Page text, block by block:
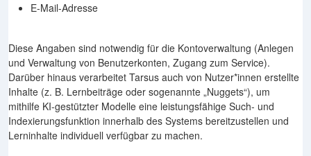
E-Mail-Adresse
Diese Angaben sind notwendig für die Kontoverwaltung (Anlegen
und Verwaltung von Benutzerkonten, Zugang zum Service).
Darüber hinaus verarbeitet Tarsus auch von Nutzer*innen erstellte
Inhalte (z. B. Lernbeiträge oder sogenannte „Nuggets“), um
mithilfe KI-gestützter Modelle eine leistungsfähige Such- und
Indexierungsfunktion innerhalb des Systems bereitzustellen und
Lerninhalte individuell verfügbar zu machen.